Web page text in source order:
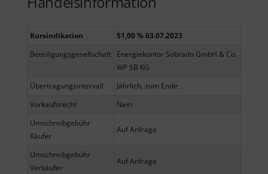
Kursindikation
51,00 % 03.07.2023
Beteiligungsgesellschaft Energiekontor Sobrado GmbH & Co.
WP SB KG
Übertragungsintervall
Jährlich, zum Ende
Vorkaufsrecht
Nein
Umschreibgebühr
Käufer
Auf Anfrage
Umschreibgebühr
Verkäufer
Auf Anfrage